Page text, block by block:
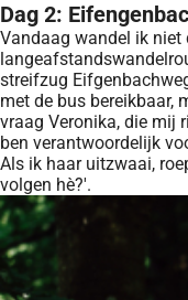
Dag 2:
Vandaag wandel ik niet
streifzug
met de bus bereikbaar,
vraag Veronika, die mij
ben verantwoordelijk
Als ik haar uitzwaai,
volgen hè?'.